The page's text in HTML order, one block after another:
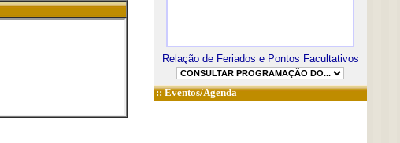
Relação de Feriados e Pontos Facultativos
::Eventos/Agenda